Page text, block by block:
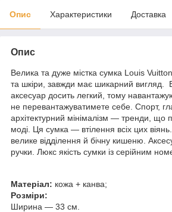
Опис Характеристики Доставка
Опис
Велика та дуже містка сумка Louis
та шкіри, завжди має шикарний вигляд.
аксесуар досить легкий, тому
не перевантажуватимете себе. Спорт,
архітектурний мінімалізм — тренди, що
моді. Ця сумка — втілення всіх цих
велике відділення й бічну кишеню.
ручки. Люкс якість сумки із серійним
Матеріал: кожа + канва;
Розміри:
Ширина — 33 см.